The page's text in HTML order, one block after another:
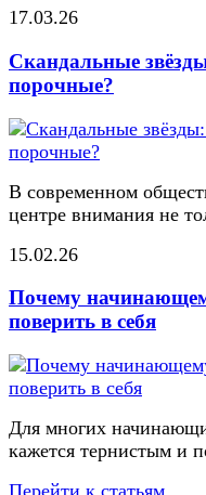
17.03.26
Скандальные
порочные?
В современном
центре внимания не
15.02.26
Почему
поверить в себя
Для многих
кажется тернистым и
Перейти к статьям